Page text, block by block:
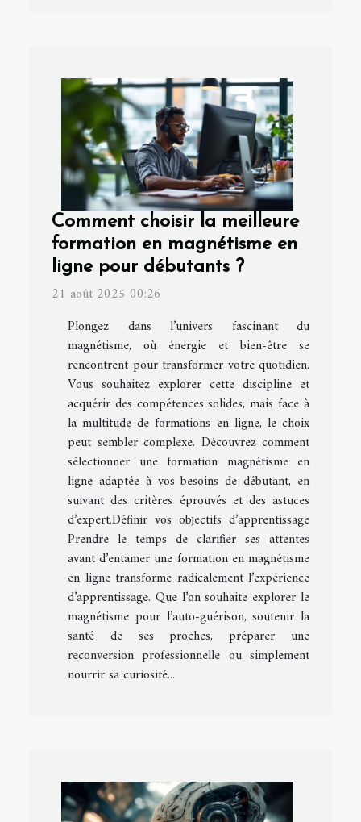
Comment choisir la meilleure
formation en magnétisme en
ligne pour débutants ?
21 août 2025 00:26
Plongez dans l’univers fascinant du
magnétisme, où énergie et bien-être se
rencontrent pour transformer votre quotidien.
Vous souhaitez explorer cette discipline et
acquérir des compétences solides, mais face à
la multitude de formations en ligne, le choix
peut sembler complexe. Découvrez comment
sélectionner une formation magnétisme en
ligne adaptée à vos besoins de débutant, en
suivant des critères éprouvés et des astuces
d’expert.Définir vos objectifs d’apprentissage
Prendre le temps de clarifier ses attentes
avant d’entamer une formation en magnétisme
en ligne transforme radicalement l’expérience
d’apprentissage. Que l’on souhaite explorer le
magnétisme pour l’auto-guérison, soutenir la
santé de ses proches, préparer une
reconversion professionnelle ou simplement
nourrir sa curiosité...